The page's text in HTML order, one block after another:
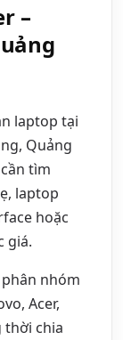
–
laptop tại
Quảng
tìm
laptop
hoặc
giá.
nhóm
Acer,
thời chia